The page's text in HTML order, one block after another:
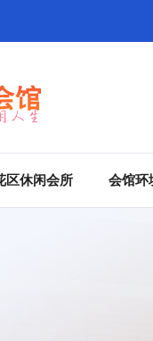
区休闲会所 会馆环